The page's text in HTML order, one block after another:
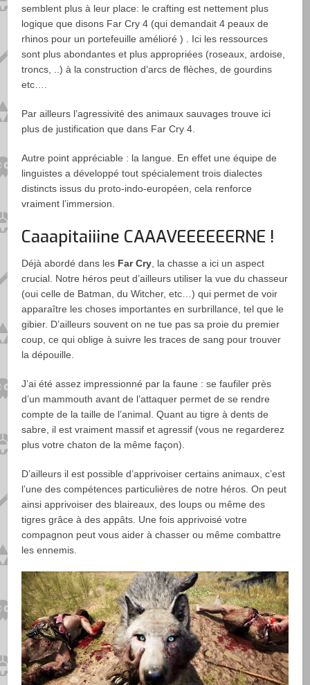
semblent plus à leur place: le crafting est nettement plus
logique que disons Far Cry 4 (qui demandait 4 peaux de
rhinos pour un portefeuille amélioré ) . Ici les ressources
sont plus abondantes et plus appropriées (roseaux, ardoise,
troncs, ..) à la construction d’arcs de flèches, de gourdins
etc….
Par ailleurs l’agressivité des animaux sauvages trouve ici
plus de justification que dans Far Cry 4.
Autre point appréciable : la langue. En effet une équipe de
linguistes a développé tout spécialement trois dialectes
distincts issus du proto-indo-européen, cela renforce
vraiment l’immersion.
Caaapitaiiine CAAAVEEEEEERNE !
Déjà abordé dans les Far Cry , la chasse a ici un aspect
crucial. Notre héros peut d’ailleurs utiliser la vue du chasseur
(oui celle de Batman, du Witcher, etc…) qui permet de voir
apparaître les choses importantes en surbrillance, tel que le
gibier. D’ailleurs souvent on ne tue pas sa proie du premier
coup, ce qui oblige à suivre les traces de sang pour trouver
la dépouille.
J’ai été assez impressionné par la faune : se faufiler près
d’un mammouth avant de l’attaquer permet de se rendre
compte de la taille de l’animal. Quant au tigre à dents de
sabre, il est vraiment massif et agressif (vous ne regarderez
plus votre chaton de la même façon).
D’ailleurs il est possible d’apprivoiser certains animaux, c’est
l’une des compétences particulières de notre héros. On peut
ainsi apprivoiser des blaireaux, des loups ou même des
tigres grâce à des appâts. Une fois apprivoisé votre
compagnon peut vous aider à chasser ou même combattre
les ennemis.